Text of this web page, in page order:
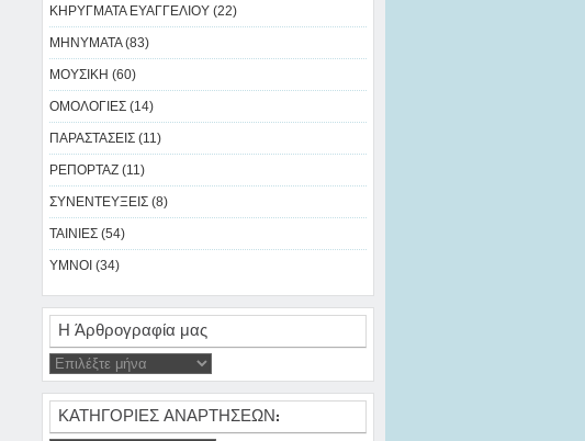
ΚΗΡΥΓΜΑΤΑ ΕΥΑΓΓΕΛΙΟΥ (22)
ΜΗΝΥΜΑΤΑ (83)
ΜΟΥΣΙΚΗ (60)
ΟΜΟΛΟΓΙΕΣ (14)
ΠΑΡΑΣΤΑΣΕΙΣ (11)
ΡΕΠΟΡΤΑΖ (11)
ΣΥΝΕΝΤΕΥΞΕΙΣ (8)
ΤΑΙΝΙΕΣ (54)
ΥΜΝΟΙ (34)
Η Άρθρογραφία μας
ΚΑΤΗΓΟΡΙΕΣ ΑΝΑΡΤΗΣΕΩΝ: